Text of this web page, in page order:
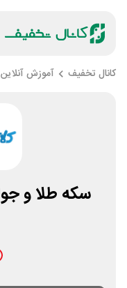
کانال تخفیف آموزش آنلاین
سکه طلا و